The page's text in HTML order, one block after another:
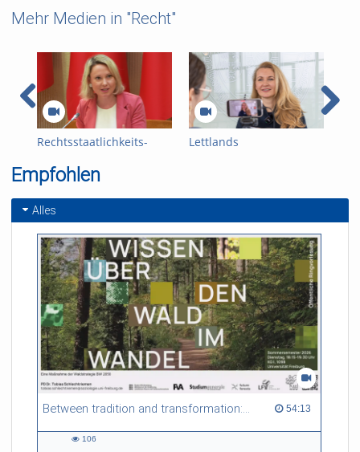
Mehr Medien in "Recht"
Rechtsstaatlichkeits-
Litauischen Parlament
25.03.2026
Lettlands
Empfohlen
Alles
Between tradition and transformation: how owners, advisers and institutions co-create knowledge for resilient forests in Europe 54:13
54:13 duration
106